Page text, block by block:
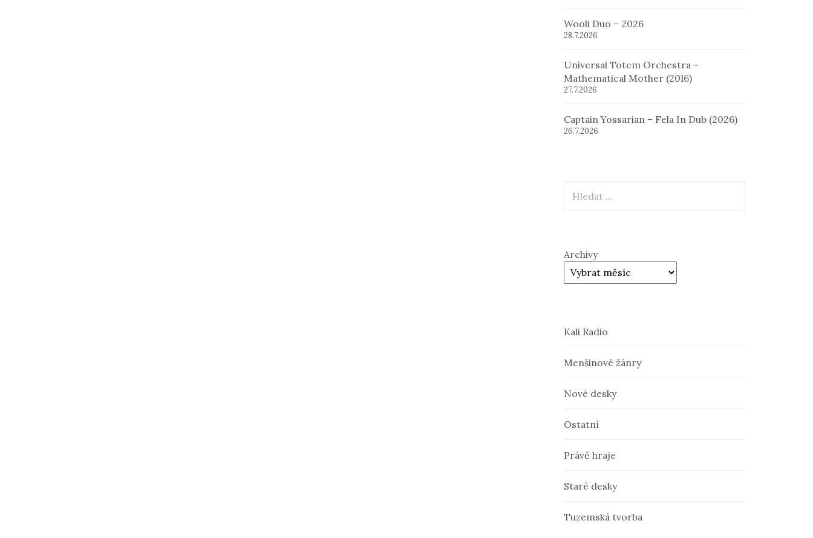
Wooli Duo – 2026
28.7.2026
Universal Totem Orchestra –
Mathematical Mother (2016)
27.7.2026
Captain Yossarian – Fela In Dub (2026)
26.7.2026
Archivy
Kali Radio
Menšinové žánry
Nové desky
Ostatní
Právě hraje
Staré desky
Tuzemská tvorba